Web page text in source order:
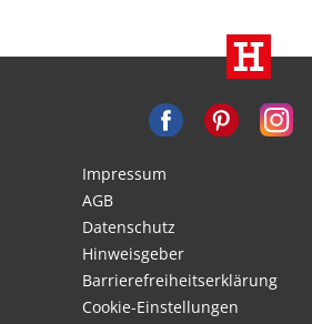
Impressum
AGB
Datenschutz
Hinweisgeber
Barrierefreiheitserklärung
Cookie-Einstellungen